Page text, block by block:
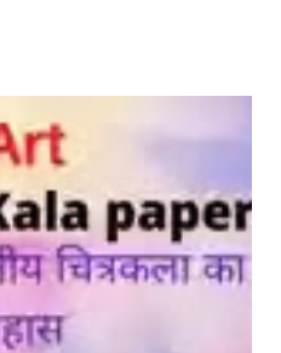
की मिली हैं 1 पुरुष की 2 नारी की 3 पशुओं
नाम क्या है 1 घग्घर नदी 2 गोमती 3
काल से माना जाता हैं 1 पाषाण काल
की संख्या कितनी ह...